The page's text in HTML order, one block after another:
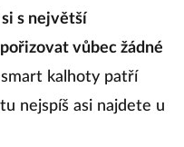
s největší
vůbec žádné
smart kalhoty patří
nejspíš asi najdete u